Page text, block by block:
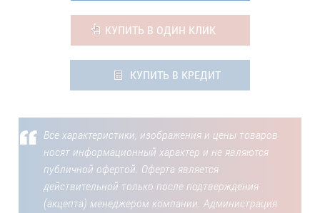
КУПИТЬ В ОДИН КЛИК
КУПИТЬ В КРЕДИТ
Все характеристики, изображения и цены товаров
носят информационный характер и не являются
публичной офертой. Оферта является
действительной только после подтверждения
(акцепта) менеджером компании. Администрация